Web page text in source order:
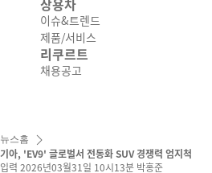
상용차
이슈&트렌드
제품/서비스
리쿠르트
채용공고
뉴스홈
기아, 'EV9' 글로벌서 전동화 SUV 경쟁력 엄지척
입력 2026년03월31일 10시13분 박홍준